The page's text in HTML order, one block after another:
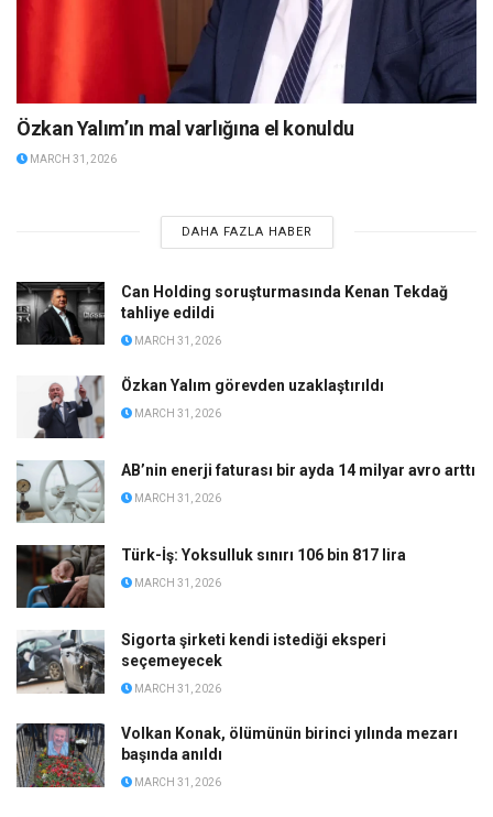
Özkan Yalım’ın mal varlığına el konuldu
MARCH 31, 2026
DAHA FAZLA HABER
Can Holding soruşturmasında Kenan Tekdağ
tahliye edildi
MARCH 31, 2026
Özkan Yalım görevden uzaklaştırıldı
MARCH 31, 2026
AB’nin enerji faturası bir ayda 14 milyar avro arttı
MARCH 31, 2026
Türk-İş: Yoksulluk sınırı 106 bin 817 lira
MARCH 31, 2026
Sigorta şirketi kendi istediği eksperi
seçemeyecek
MARCH 31, 2026
Volkan Konak, ölümünün birinci yılında mezarı
başında anıldı
MARCH 31, 2026